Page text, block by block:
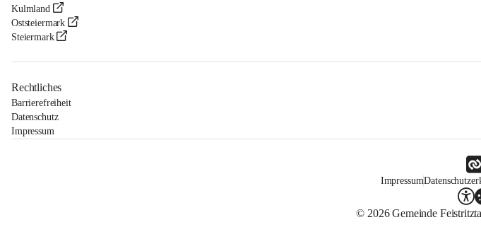
Kulmland
Oststeiermark
Steiermark
Rechtliches
Barrierefreiheit
Datenschutz
Impressum
Impressum
© 2026 Gemeinde